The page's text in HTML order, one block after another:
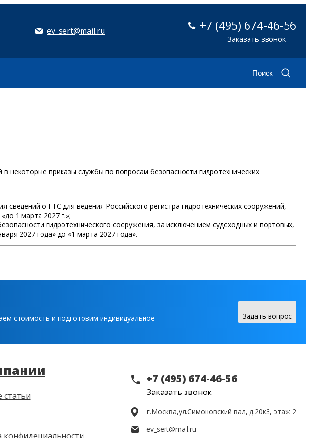
ev_sert@mail.ru +7 (495) 674-46-56
Заказать звонок
Поиск
некоторые приказы службы по вопросам безопасности гидротехнических
о ГТС для ведения Российского регистра гидротехнических сооружений,
1 марта 2027 г.»;
гидротехнического сооружения, за исключением судоходных и портовых,
2027 года» до «1 марта 2027 года».
стоимость и подготовим индивидуальное
Задать вопрос
статьи
конфидециальности
+7 (495) 674-46-56
Заказать звонок
г.Москва,ул.Симоновский вал, д.20к3, этаж 2
ev_sert@mail.ru